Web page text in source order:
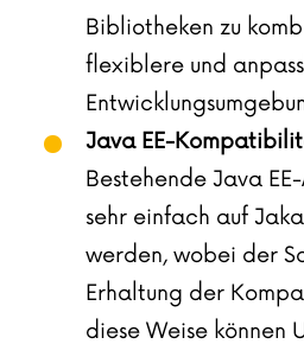
Bibliotheken zu
flexiblere und
Java EE-
Bestehende Java
sehr einfach auf
werden, wobei der
Erhaltung der
diese Weise können